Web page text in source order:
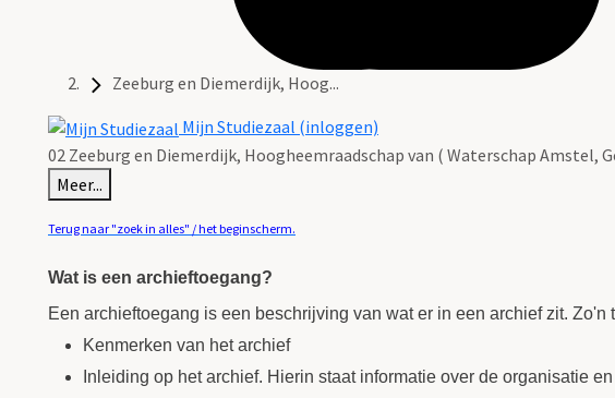
Zeeburg en Diemerdijk, Hoog...
Mijn Studiezaal (inloggen)
02 Zeeburg en Diemerdijk, Hoogheemraadschap van ( Waterschap Amstel,
Meer...
Terug naar "zoek in alles" / het beginscherm.
Wat is een archieftoegang?
Een archieftoegang is een beschrijving van wat er in een archief zit.
Kenmerken van het archief
Inleiding op het archief. Hierin staat informatie over de organisatie